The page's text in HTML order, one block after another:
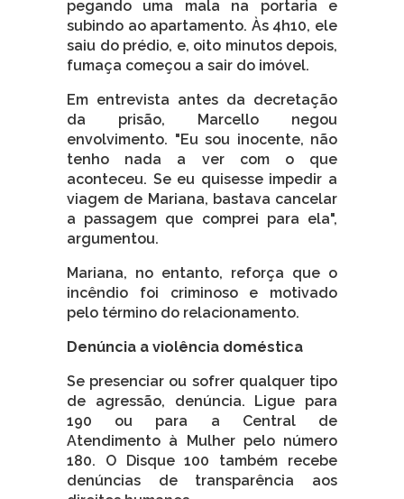
pegando uma mala na portaria e
subindo ao apartamento. Às 4h10, ele
saiu do prédio, e, oito minutos depois,
fumaça começou a sair do imóvel.
Em entrevista antes da decretação
da prisão, Marcello negou
envolvimento. "Eu sou inocente, não
tenho nada a ver com o que
aconteceu. Se eu quisesse impedir a
viagem de Mariana, bastava cancelar
a passagem que comprei para ela",
argumentou.
Mariana, no entanto, reforça que o
incêndio foi criminoso e motivado
pelo término do relacionamento.
Denúncia a violência doméstica
Se presenciar ou sofrer qualquer tipo
de agressão, denúncia. Ligue para
190 ou para a Central de
Atendimento à Mulher pelo número
180. O Disque 100 também recebe
denúncias de transparência aos